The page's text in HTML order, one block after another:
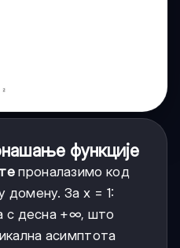
функције
проналазимо код
домену. За x = 1:
с десна +∞, што
асимптота